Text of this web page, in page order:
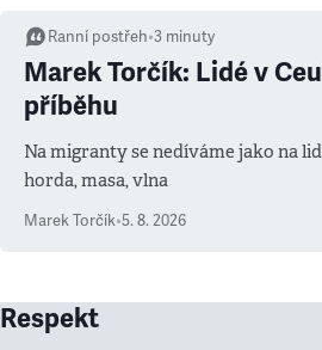
Ranní postřeh•3 minuty
Marek Torčík: Lidé v
příběhu
Na migranty se nedíváme jako na
horda, masa, vlna
Marek Torčík•5. 8. 2026
Respekt